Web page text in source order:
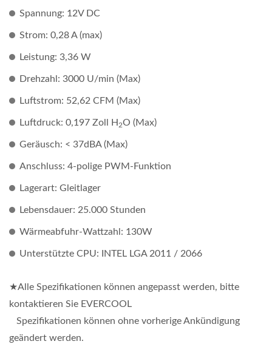
Spannung: 12V DC
Strom: 0,28 A (max)
Leistung: 3,36 W
Drehzahl: 3000 U/min (Max)
Luftstrom: 52,62 CFM (Max)
Luftdruck: 0,197 Zoll H 2O (Max)
Geräusch: < 37dBA (Max)
Anschluss: 4-polige PWM-Funktion
Lagerart: Gleitlager
Lebensdauer: 25.000 Stunden
Wärmeabfuhr-Wattzahl: 130W
Unterstützte CPU: INTEL LGA 2011 / 2066
★Alle Spezifikationen können angepasst werden, bitte
kontaktieren Sie EVERCOOL
Spezifikationen können ohne vorherige Ankündigung
geändert werden.